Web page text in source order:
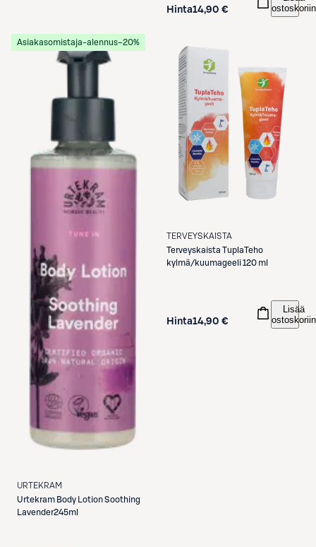
Hinta14,90 €
ostoskoriin
Asiakasomistaja-alennus−20%
URTEKRAM
Urtekram Body Lotion Soothing
Lavender245ml
TERVEYSKAISTA
Terveyskaista TuplaTeho
kylmä/kuumageeli 120 ml
Hinta14,90 €
Lisää
ostoskoriin